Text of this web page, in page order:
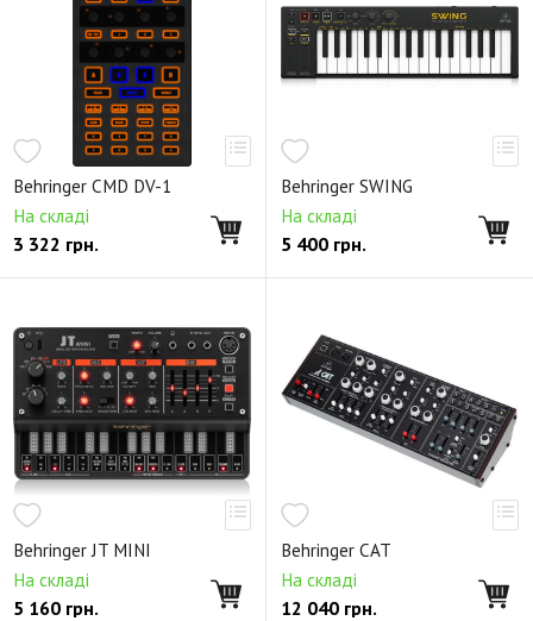
Behringer CMD DV-1
На складі
3 322 грн.
Behringer SWING
На складі
5 400 грн.
Behringer JT MINI
На складі
5 160 грн.
Behringer CAT
На складі
12 040 грн.